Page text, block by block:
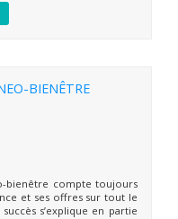
BIENÊTRE
bienêtre compte toujours
et ses offres sur tout le
s’explique en partie